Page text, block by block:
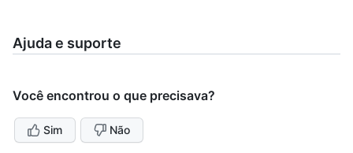
Ajuda e suporte
Você encontrou o que precisava?
Sim Não